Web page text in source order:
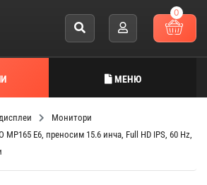
0
МЕНЮ
Монитори
MP165 E6, преносим 15.6 инча, Full HD IPS, 60 Hz,